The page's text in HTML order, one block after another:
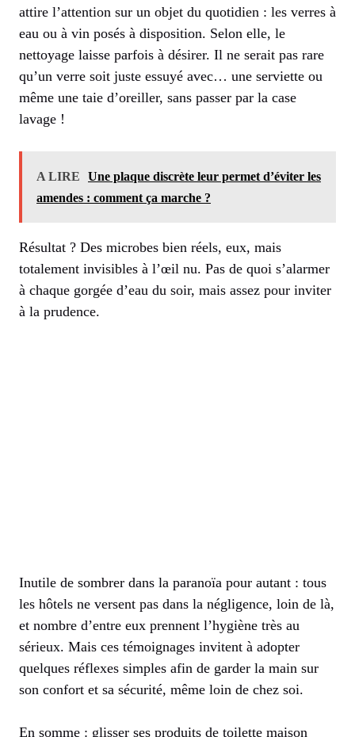
attire l’attention sur un objet du quotidien : les verres à
eau ou à vin posés à disposition. Selon elle, le
nettoyage laisse parfois à désirer. Il ne serait pas rare
qu’un verre soit juste essuyé avec… une serviette ou
même une taie d’oreiller, sans passer par la case
lavage !
A LIRE
Une plaque discrète leur permet d’éviter les
amendes : comment ça marche ?
Résultat ? Des microbes bien réels, eux, mais
totalement invisibles à l’œil nu. Pas de quoi s’alarmer
à chaque gorgée d’eau du soir, mais assez pour inviter
à la prudence.
Inutile de sombrer dans la paranoïa pour autant : tous
les hôtels ne versent pas dans la négligence, loin de là,
et nombre d’entre eux prennent l’hygiène très au
sérieux. Mais ces témoignages invitent à adopter
quelques réflexes simples afin de garder la main sur
son confort et sa sécurité, même loin de chez soi.
En somme : glisser ses produits de toilette maison